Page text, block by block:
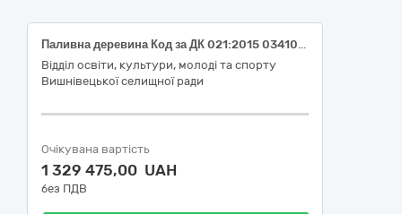
Паливна деревина Код за ДК 021:2015 03410000-7 Деревина
Відділ освіти, культури, молоді та спорту
Вишнівецької селищної ради
Очікувана вартість
1 329 475,00 UAH
без ПДВ